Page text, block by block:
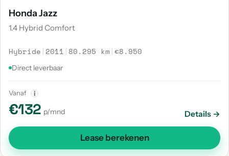
Honda Jazz
1.4 Hybrid Comfort
Hybride | 2011 | 80.295 km |€8.950
Direct leverbaar
Vanaf i
€132 p/mnd Details →
Lease berekenen